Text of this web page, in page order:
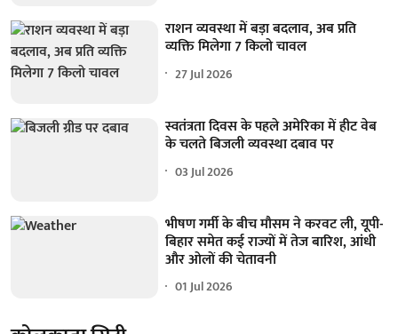
राशन व्यवस्था में बड़ा बदलाव, अब प्रति
व्यक्ति मिलेगा 7 किलो चावल
27 Jul 2026
स्वतंत्रता दिवस के पहले अमेरिका में हीट वेब
के चलते बिजली व्यवस्था दबाव पर
03 Jul 2026
भीषण गर्मी के बीच मौसम ने करवट ली, यूपी-
बिहार समेत कई राज्यों में तेज बारिश, आंधी
और ओलों की चेतावनी
01 Jul 2026